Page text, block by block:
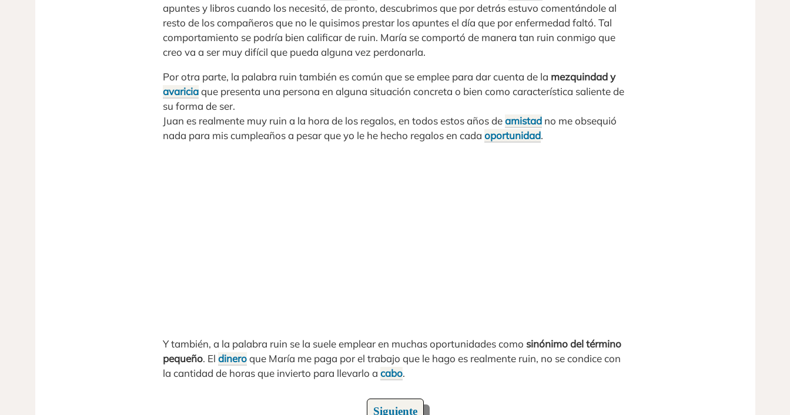
apuntes y libros cuando los necesitó, de pronto, descubrimos que por detrás estuvo comentándole al
resto de los compañeros que no le quisimos prestar los apuntes el día que por enfermedad faltó. Tal
comportamiento se podría bien calificar de ruin. María se comportó de manera tan ruin conmigo que
creo va a ser muy difícil que pueda alguna vez perdonarla.
Por otra parte, la palabra ruin también es común que se emplee para dar cuenta de la mezquindad y
avariciaque presenta una persona en alguna situación concreta o bien como característica saliente de
su forma de ser.
Juan es realmente muy ruin a la hora de los regalos, en todos estos años deamistad no me obsequió
nada para mis cumpleaños a pesar que yo le he hecho regalos en cada oportunidad.
Y también, a la palabra ruin se la suele emplear en muchas oportunidades como sinónimo del término
pequeño. El dineroque María me paga por el trabajo que le hago es realmente ruin, no se condice con
la cantidad de horas que invierto para llevarlo a cabo.
Siguiente